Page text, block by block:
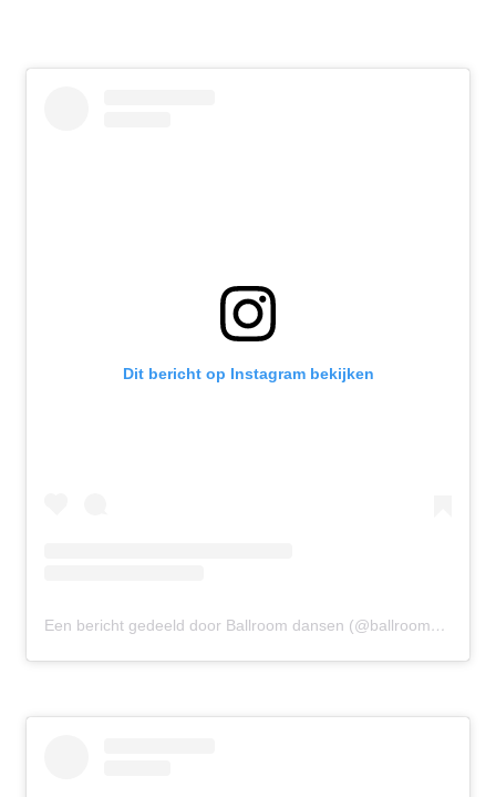
Dit bericht op Instagram bekijken
Een bericht gedeeld door Ballroom dansen (@ballroomdansen)